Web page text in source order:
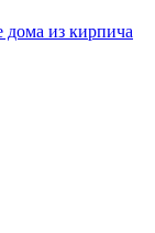
из кирпича